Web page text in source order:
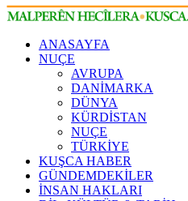
ANASAYFA
NUÇE
AVRUPA
DANİMARKA
DÜNYA
KÜRDİSTAN
NUÇE
TÜRKİYE
KUŞCA HABER
GÜNDEMDEKİLER
İNSAN HAKLARI